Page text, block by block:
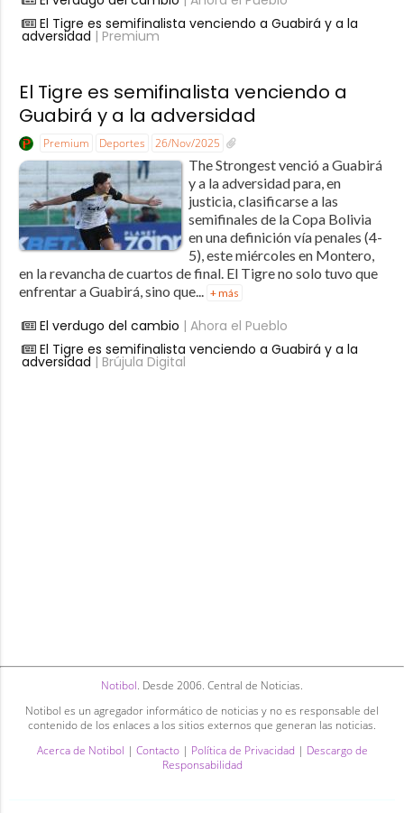
El Tigre es semifinalista venciendo a Guabirá y a la
adversidad | Premium
El Tigre es semifinalista venciendo a
Guabirá y a la adversidad
Premium Deportes 26/Nov/2025
The Strongest venció a Guabirá
y a la adversidad para, en
justicia, clasificarse a las
semifinales de la Copa Bolivia
en una definición vía penales (4-
5), este miércoles en Montero,
en la revancha de cuartos de final. El Tigre no solo tuvo que
enfrentar a Guabirá, sino que... + más
El verdugo del cambio | Ahora el Pueblo
El Tigre es semifinalista venciendo a Guabirá y a la
adversidad | Brújula Digital
Notibol. Desde 2006. Central de Noticias.
Notibol es un agregador informático de noticias y no es responsable del
contenido de los enlaces a los sitios externos que generan las noticias.
Acerca de Notibol | Contacto| Política de Privacidad | Descargo de
Responsabilidad